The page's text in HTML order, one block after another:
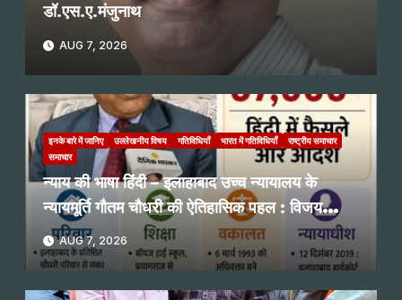
डॉ.एस.ए.मंजुनाथ
AUG 7, 2026
इनके बारे में जानिए उल्लेखनीय विषय गतिविधियाँ भारत में गतिविधियाँ
राष्ट्रीय समाचार
समाचार
न्याय की भाषा हिंदी – इलाहाबाद उच्च न्यायालय के
न्यायमूर्ति गौतम चौधरी की ऐतिहासिक पहल : विजय
प्रभाकर नगरकर
AUG 7, 2026